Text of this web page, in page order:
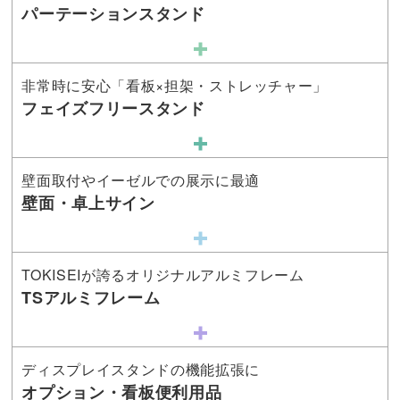
パーテーションスタンド
非常時に安心「看板×担架・ストレッチャー」
フェイズフリースタンド
壁面取付やイーゼルでの展示に最適
壁面・卓上サイン
TOKISEIが誇るオリジナルアルミフレーム
TSアルミフレーム
ディスプレイスタンドの機能拡張に
オプション・看板便利用品